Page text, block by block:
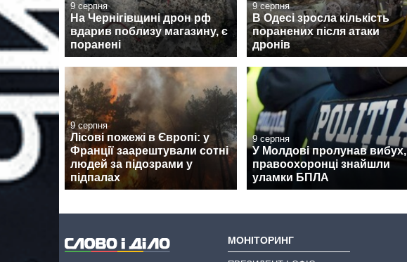
9 серпня
На Чернігівщині дрон рф
вдарив поблизу магазину, є
поранені
9 серпня
В Одесі зросла кількість
поранених після атаки
дронів
9 серпня
Лісові пожежі в Європі: у
Франції заарештували сотні
людей за підозрами у
підпалах
9 серпня
У Молдові пролунав вибух,
правоохоронці знайшли
уламки БПЛА
МОНІТОРИНГ